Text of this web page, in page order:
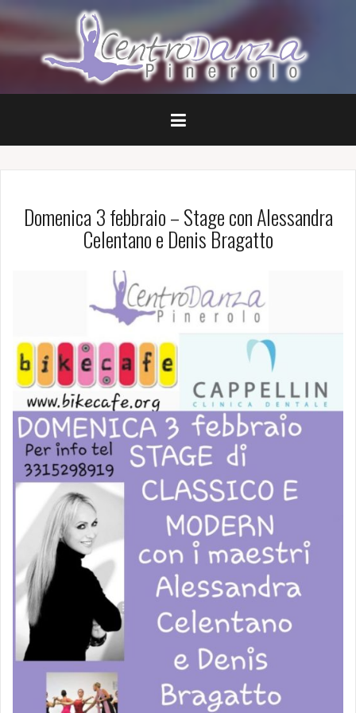
contenuto
Domenica 3 febbraio – Stage con Alessandra
Celentano e Denis Bragatto